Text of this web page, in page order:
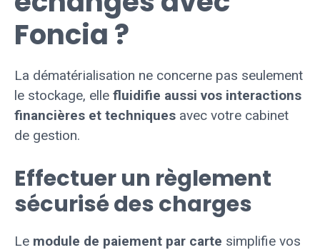
Foncia ?
La dématérialisation ne concerne pas seulement
le stockage, elle fluidifie aussi vos interactions
financières et techniques avec votre cabinet
de gestion.
Effectuer un règlement
sécurisé des charges
Le module de paiement par carte simplifie vos